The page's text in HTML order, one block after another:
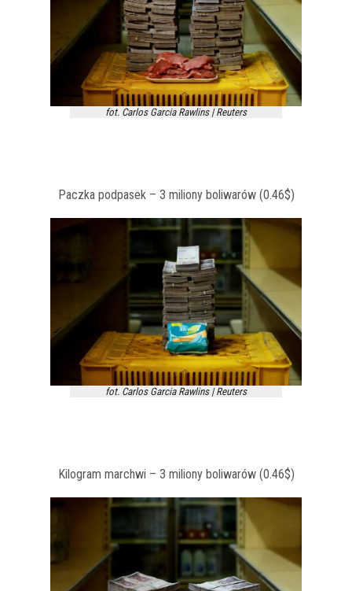
fot. Carlos Garcia Rawlins | Reuters
Paczka podpasek – 3 miliony boliwarów (0.46$)
fot. Carlos Garcia Rawlins | Reuters
Kilogram marchwi – 3 miliony boliwarów (0.46$)